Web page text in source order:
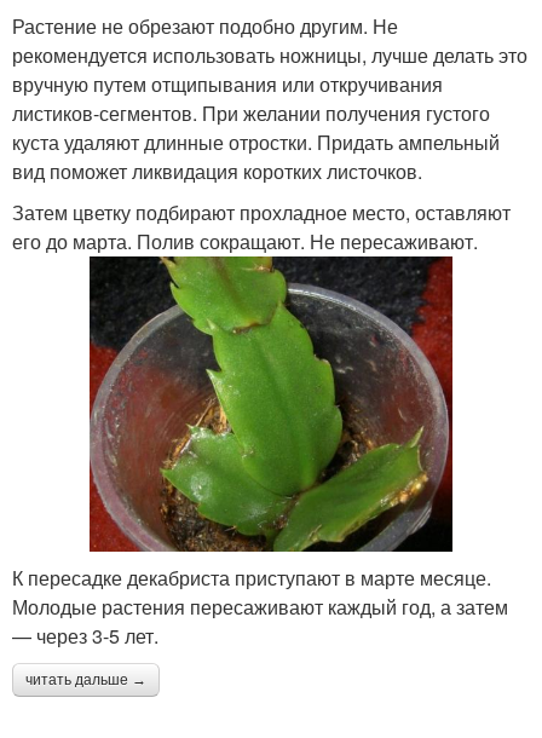
Растение не обрезают подобно другим. Не
рекомендуется использовать ножницы, лучше делать это
вручную путем отщипывания или откручивания
листиков-сегментов. При желании получения густого
куста удаляют длинные отростки. Придать ампельный
вид поможет ликвидация коротких листочков.
Затем цветку подбирают прохладное место, оставляют
его до марта. Полив сокращают. Не пересаживают.
К пересадке декабриста приступают в марте месяце.
Молодые растения пересаживают каждый год, а затем
— через 3-5 лет.
читать дальше →